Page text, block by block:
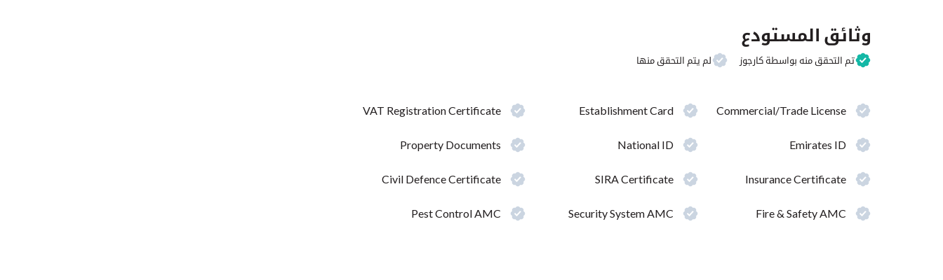
وثائق المستودع
تم التحقق منه بواسطة كارجوز لم يتم التحقق منها
Commercial/Trade License
Establishment Card
VAT Registration Certificate
Emirates ID
National ID
Property Documents
Insurance Certificate
SIRA Certificate
Civil Defence Certificate
Fire & Safety AMC
Security System AMC
Pest Control AMC